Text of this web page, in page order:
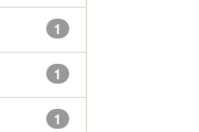
1
1
1